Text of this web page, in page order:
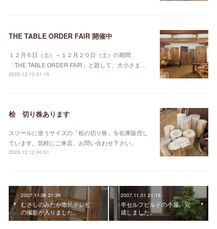
THE TABLE ORDER FAIR 開催中
１２月６日（土）～１２月２０日（土）の期間、
「THE TABLE ORDER FAIR」と題して、大小さま…
2025.12.12 01:15
桧 切り株あります
スツールに使うサイズの「桧の切り株」を在庫販売し
ています。気軽にご来店、お問い合わせ下さい。
2025.12.12 00:51
2007.11.06 21:36
むさしのみたか市民テレビ
の撮影が入りました。
2007.11.01 21:15
半セルフビルドの小屋、完
成しました。